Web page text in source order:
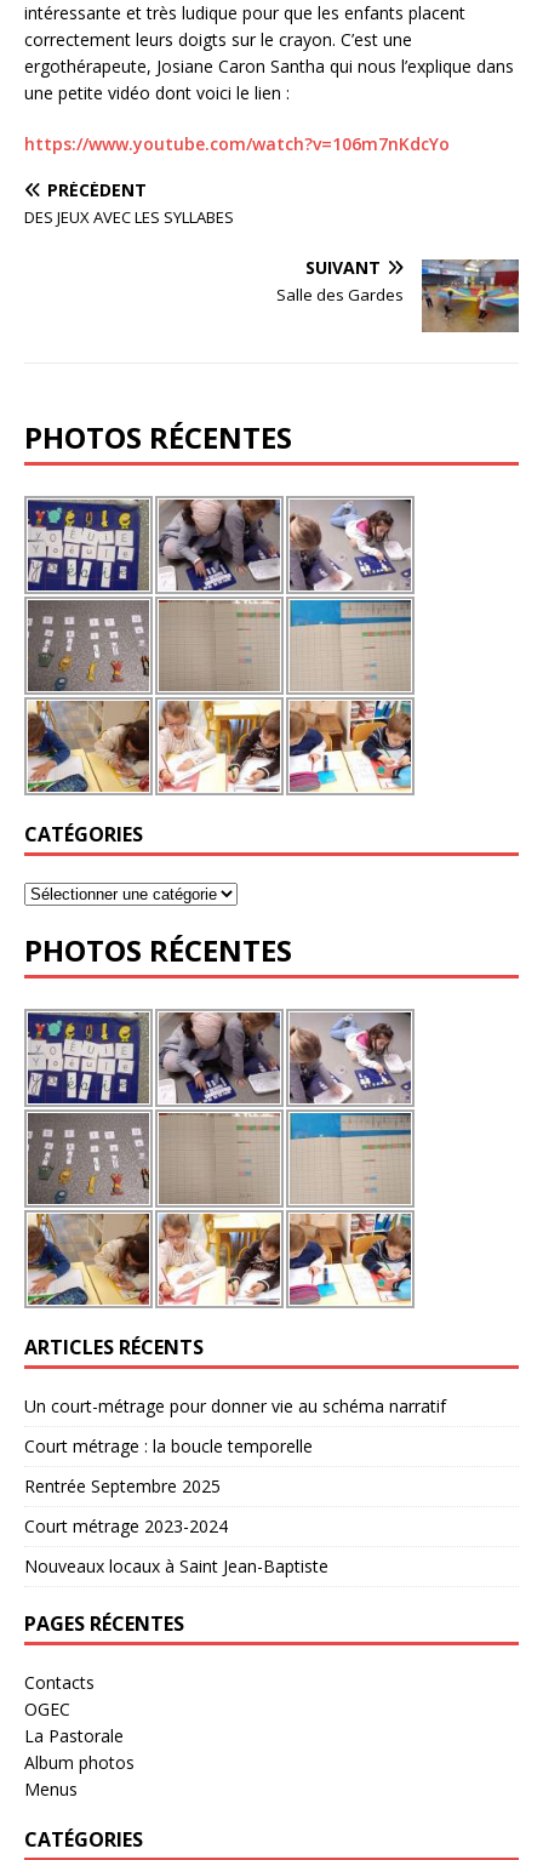
o
k
intéressante et très ludique pour que les enfants placent
correctement leurs doigts sur le crayon. C’est une
ergothérapeute, Josiane Caron Santha qui nous l’explique dans
une petite vidéo dont voici le lien :
https://www.youtube.com/watch?v=106m7nKdcYo
PRÉCÉDENT
DES JEUX AVEC LES SYLLABES
SUIVANT
Salle des Gardes
PHOTOS RÉCENTES
CATÉGORIES
PHOTOS RÉCENTES
ARTICLES RÉCENTS
Un court-métrage pour donner vie au schéma narratif
Court métrage : la boucle temporelle
Rentrée Septembre 2025
Court métrage 2023-2024
Nouveaux locaux à Saint Jean-Baptiste
PAGES RÉCENTES
Contacts
OGEC
La Pastorale
Album photos
Menus
CATÉGORIES